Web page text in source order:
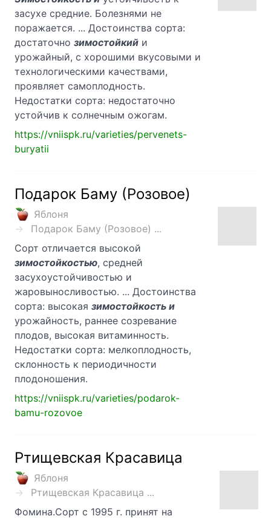
засухе средние. Болезнями не
поражается. ... Достоинства сорта:
достаточно зимостойкий и
урожайный, с хорошими вкусовыми и
технологическими качествами,
проявляет самоплодность.
Недостатки сорта: недостаточно
устойчив к солнечным ожогам.
https://vniispk.ru/varieties/pervenets-
buryatii
Подарок Баму (Розовое)
Яблоня
Подарок Баму (Розовое) ...
Сорт отличается высокой
зимостойкостью, средней
засухоустойчивостью и
жаровыносливостью. ... Достоинства
сорта: высокая зимостойкость и
урожайность, раннее созревание
плодов, высокая витаминность.
Недостатки сорта: мелкоплодность,
склонность к периодичности
плодоношения.
https://vniispk.ru/varieties/podarok-
bamu-rozovoe
Ртищевская Красавица
Яблоня
Ртищевская Красавица ...
Фомина.Сорт с 1995 г. принят на